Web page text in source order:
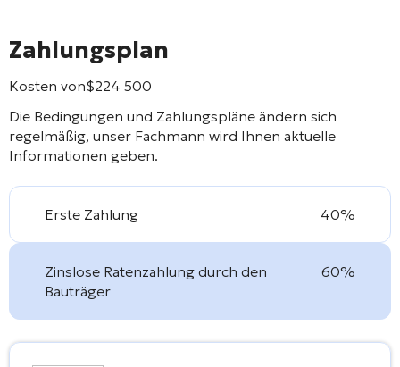
Zahlungsplan
Kosten von$224 500
Die Bedingungen und Zahlungspläne ändern sich
regelmäßig, unser Fachmann wird Ihnen aktuelle
Informationen geben.
Erste Zahlung 40%
Zinslose Ratenzahlung durch den
Bauträger
60%